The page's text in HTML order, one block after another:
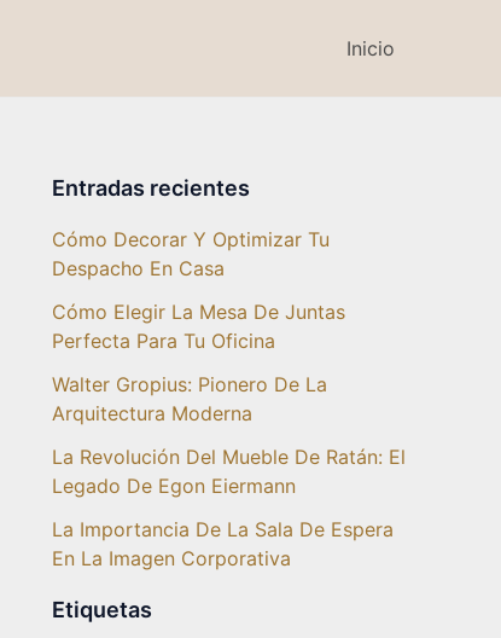
Inicio
Entradas recientes
Cómo Decorar Y Optimizar Tu
Despacho En Casa
Cómo Elegir La Mesa De Juntas
Perfecta Para Tu Oficina
Walter Gropius: Pionero De La
Arquitectura Moderna
La Revolución Del Mueble De Ratán: El
Legado De Egon Eiermann
La Importancia De La Sala De Espera
En La Imagen Corporativa
Etiquetas